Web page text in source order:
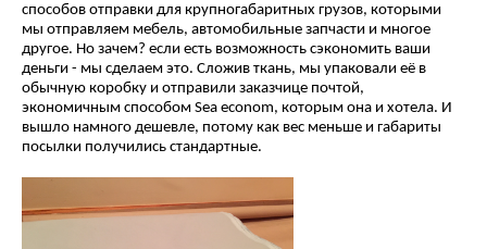
способов отправки для крупногабаритных грузов, которыми
мы отправляем мебель, автомобильные запчасти и многое
другое. Но зачем? если есть возможность сэкономить ваши
деньги - мы сделаем это. Сложив ткань, мы упаковали её в
обычную коробку и отправили заказчице почтой,
экономичным способом Sea econom, которым она и хотела. И
вышло намного дешевле, потому как вес меньше и габариты
посылки получились стандартные.